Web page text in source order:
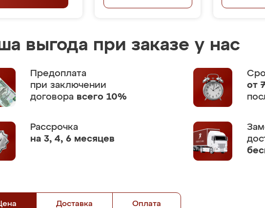
выгода при заказе у нас
Предоплата
при заключении
договора всего 10%
от
Рассрочка
на 3, 4, 6 месяцев
Доставка Оплата